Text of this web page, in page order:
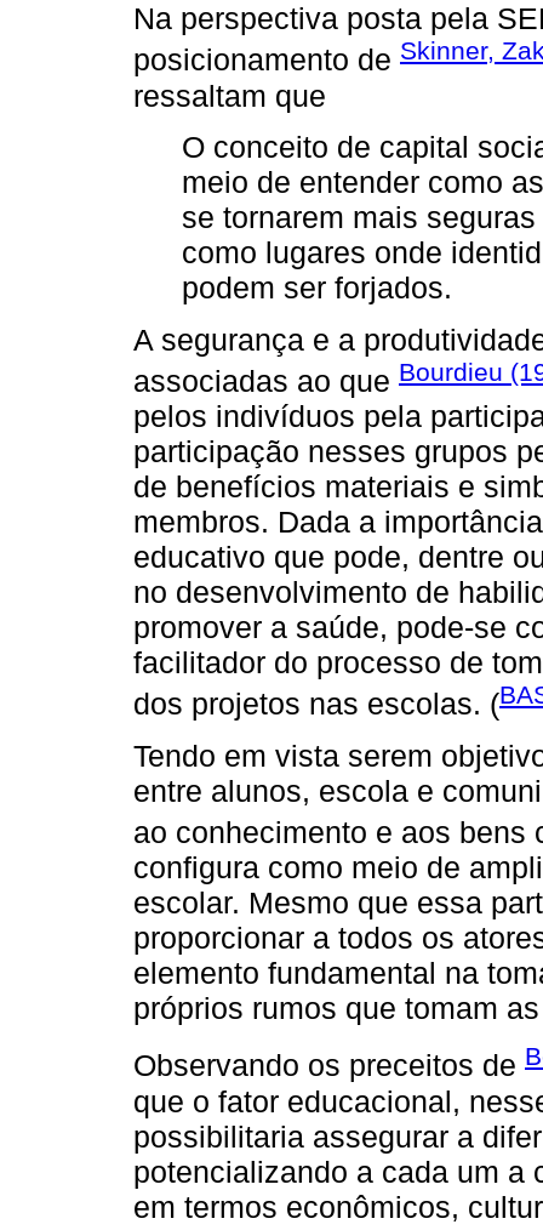
Na perspectiva posta pela
posicionamento de Skinner,
ressaltam que
O conceito de capital
meio de entender como
se tornarem mais
como lugares onde
podem ser forjados.
A segurança e a
associadas ao que Bourdieu
pelos indivíduos pela
participação nesses grupos
de benefícios materiais e
membros. Dada a
educativo que pode, dentre
no desenvolvimento de
promover a saúde, pode-se
facilitador do processo de
dos projetos nas escolas. (
Tendo em vista serem
entre alunos, escola e
ao conhecimento e aos bens
configura como meio de
escolar. Mesmo que essa
proporcionar a todos os
elemento fundamental na
próprios rumos que tomam
Observando os preceitos de
que o fator educacional,
possibilitaria assegurar a
potencializando a cada um a
em termos econômicos,